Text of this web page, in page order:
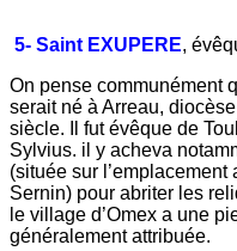
5- Saint EXUPERE,
On pense communément
serait né à Arreau,
siècle. Il fut évêque de
Sylvius. il y acheva
(située sur
Sernin) pour abriter les
le village d’Omex a une
généralement attribuée.